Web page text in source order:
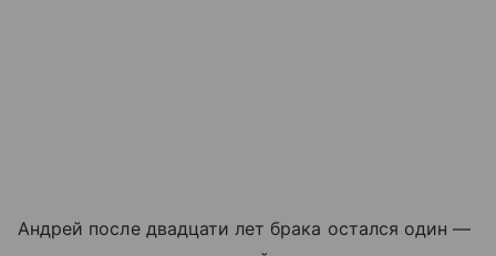
Андрей после двадцати лет брака остался один —